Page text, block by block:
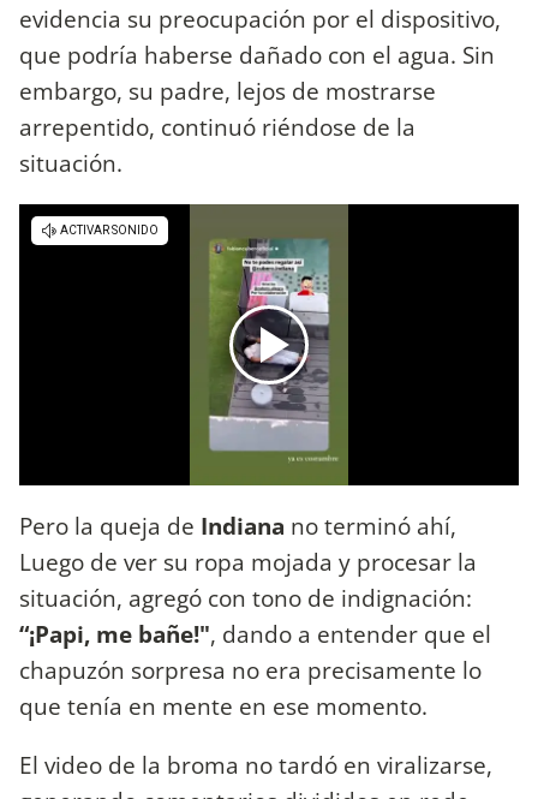
evidencia su preocupación por el dispositivo,
que podría haberse dañado con el agua. Sin
embargo, su padre, lejos de mostrarse
arrepentido, continuó riéndose de la
situación.
Pero la queja de Indiana no terminó ahí,
Luego de ver su ropa mojada y procesar la
situación, agregó con tono de indignación:
“¡Papi, me bañe!", dando a entender que el
chapuzón sorpresa no era precisamente lo
que tenía en mente en ese momento.
El video de la broma no tardó en viralizarse,